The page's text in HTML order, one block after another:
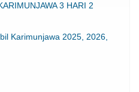
3 HARI 2
Karimunjawa 2025, 2026,